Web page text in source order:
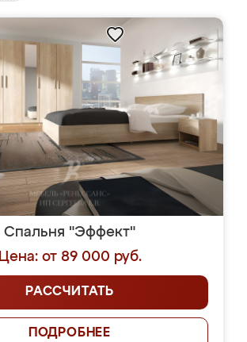
Спальня "Эффект"
Цена: от 89 000 руб.
РАССЧИТАТЬ
ПОДРОБНЕЕ